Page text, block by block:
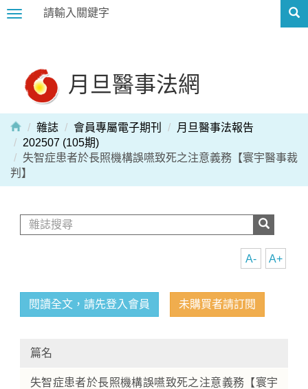
Toggle
月旦醫事法網
雜誌 會員專屬電子期刊
月旦醫事法報告
202507 (105期)
失智症患者於長照機構誤嚥致死之注意義務【寰宇醫事裁
判】
A+
A-
閱讀全文，請先登入會員 未購買者請訂閱
篇名
失智症患者於長照機構誤嚥致死之注意義務【寰宇